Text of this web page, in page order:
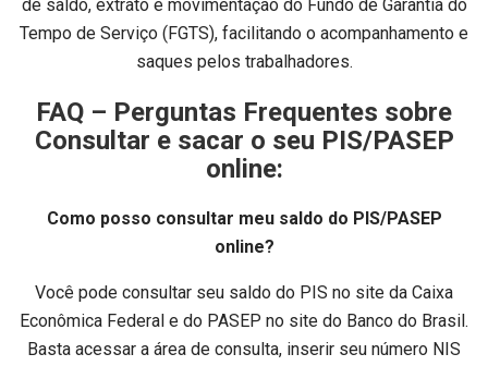
de saldo, extrato e movimentação do Fundo de Garantia do
Tempo de Serviço (FGTS), facilitando o acompanhamento e
saques pelos trabalhadores.
FAQ – Perguntas Frequentes sobre
Consultar e sacar o seu PIS/PASEP
online:
Como posso consultar meu saldo do PIS/PASEP
online?
Você pode consultar seu saldo do PIS no site da Caixa
Econômica Federal e do PASEP no site do Banco do Brasil.
Basta acessar a área de consulta, inserir seu número NIS